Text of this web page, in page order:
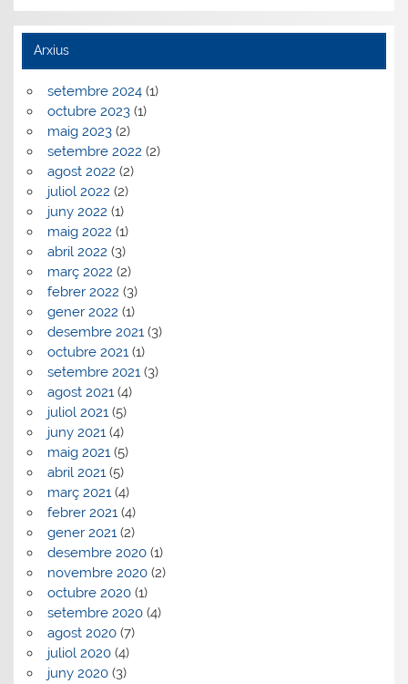
Arxius
setembre 2024(1)
octubre 2023(1)
maig 2023(2)
setembre 2022 (2)
agost 2022 (2)
juliol 2022 (2)
juny 2022 (1)
maig 2022 (1)
abril 2022 (3)
març 2022 (2)
febrer 2022 (3)
gener 2022 (1)
desembre 2021(3)
octubre 2021(1)
setembre 2021(3)
agost 2021(4)
juliol 2021(5)
juny 2021(4)
maig 2021(5)
abril 2021(5)
març 2021(4)
febrer 2021(4)
gener 2021(2)
desembre 2020(1)
novembre 2020(2)
octubre 2020(1)
setembre 2020(4)
agost 2020(7)
juliol 2020(4)
juny 2020(3)